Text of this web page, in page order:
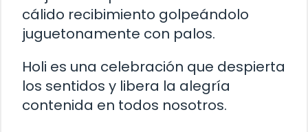
cálido recibimiento golpeándolo
juguetonamente con palos.
Holi es una celebración que despierta
los sentidos y libera la alegría
contenida en todos nosotros.